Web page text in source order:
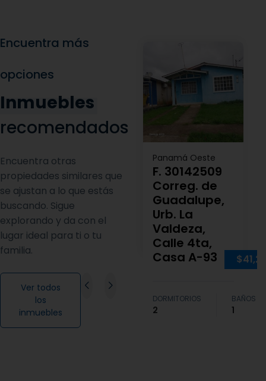
Encuentra más
opciones
Inmuebles
recomendados
Encuentra otras
propiedades similares que
se ajustan a lo que estás
buscando. Sigue
explorando y da con el
lugar ideal para ti o tu
familia.
Ver todos
los
inmuebles
Panamá Oeste
F. 30142509
Correg. de
Guadalupe,
Urb. La
Valdeza,
Calle 4ta,
Casa A-93
DORMITORIOS
2
BAÑOS
1